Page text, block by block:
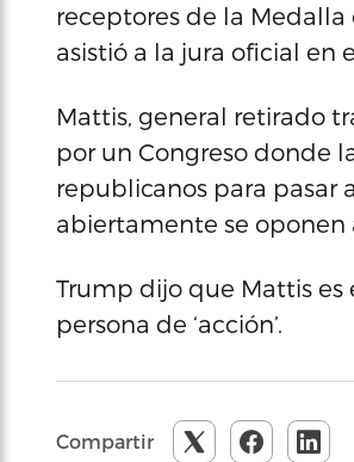
receptores de la
asistió a la jura oficial en
Mattis, general retirado
por un Congreso donde
republicanos para pasar
abiertamente se oponen
Trump dijo que Mattis es
persona de ‘acción’.
Compartir